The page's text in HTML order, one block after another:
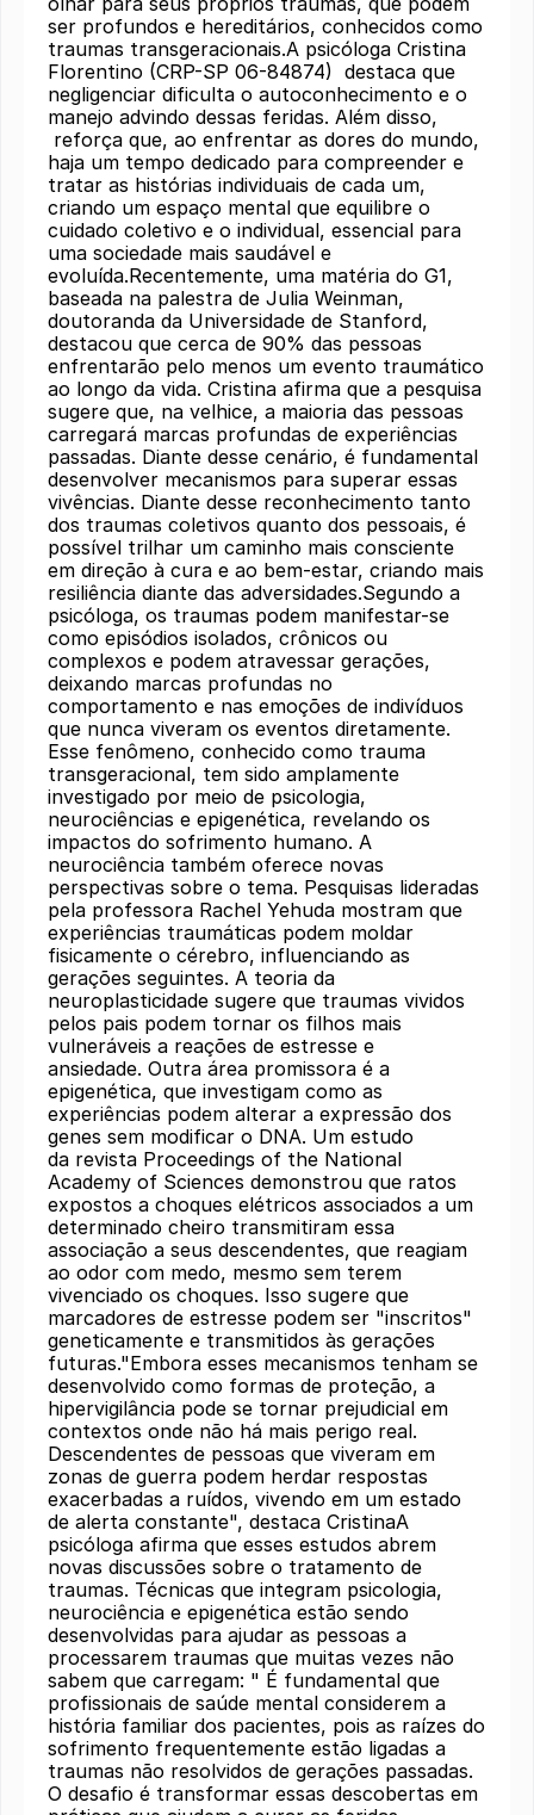
ser profundos e hereditários, conhecidos como
traumas transgeracionais.A psicóloga Cristina
Florentino (CRP-SP 06-84874) destaca que
negligenciar dificulta o autoconhecimento e o
manejo advindo dessas feridas. Além disso,
reforça que, ao enfrentar as dores do mundo,
haja um tempo dedicado para compreender e
tratar as histórias individuais de cada um,
criando um espaço mental que equilibre o
cuidado coletivo e o individual, essencial para
uma sociedade mais saudável e
evoluída.Recentemente, uma matéria do G1,
baseada na palestra de Julia Weinman,
doutoranda da Universidade de Stanford,
destacou que cerca de 90% das pessoas
enfrentarão pelo menos um evento traumático
ao longo da vida. Cristina afirma que a pesquisa
sugere que, na velhice, a maioria das pessoas
carregará marcas profundas de experiências
passadas. Diante desse cenário, é fundamental
desenvolver mecanismos para superar essas
vivências. Diante desse reconhecimento tanto
dos traumas coletivos quanto dos pessoais, é
possível trilhar um caminho mais consciente
em direção à cura e ao bem-estar, criando mais
resiliência diante das adversidades.Segundo a
psicóloga, os traumas podem manifestar-se
como episódios isolados, crônicos ou
complexos e podem atravessar gerações,
deixando marcas profundas no
comportamento e nas emoções de indivíduos
que nunca viveram os eventos diretamente.
Esse fenômeno, conhecido como trauma
transgeracional, tem sido amplamente
investigado por meio de psicologia,
neurociências e epigenética, revelando os
impactos do sofrimento humano. A
neurociência também oferece novas
perspectivas sobre o tema. Pesquisas lideradas
pela professora Rachel Yehuda mostram que
experiências traumáticas podem moldar
fisicamente o cérebro, influenciando as
gerações seguintes. A teoria da
neuroplasticidade sugere que traumas vividos
pelos pais podem tornar os filhos mais
vulneráveis a reações de estresse e
ansiedade. Outra área promissora é a
epigenética, que investigam como as
experiências podem alterar a expressão dos
genes sem modificar o DNA. Um estudo
da revista Proceedings of the National
Academy of Sciences demonstrou que ratos
expostos a choques elétricos associados a um
determinado cheiro transmitiram essa
associação a seus descendentes, que reagiam
ao odor com medo, mesmo sem terem
vivenciado os choques. Isso sugere que
marcadores de estresse podem ser "inscritos"
geneticamente e transmitidos às gerações
futuras."Embora esses mecanismos tenham se
desenvolvido como formas de proteção, a
hipervigilância pode se tornar prejudicial em
contextos onde não há mais perigo real.
Descendentes de pessoas que viveram em
zonas de guerra podem herdar respostas
exacerbadas a ruídos, vivendo em um estado
de alerta constante", destaca CristinaA
psicóloga afirma que esses estudos abrem
novas discussões sobre o tratamento de
traumas. Técnicas que integram psicologia,
neurociência e epigenética estão sendo
desenvolvidas para ajudar as pessoas a
processarem traumas que muitas vezes não
sabem que carregam: " É fundamental que
profissionais de saúde mental considerem a
história familiar dos pacientes, pois as raízes do
sofrimento frequentemente estão ligadas a
traumas não resolvidos de gerações passadas.
O desafio é transformar essas descobertas em